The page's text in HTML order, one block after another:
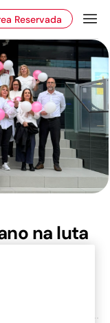
Reservada
na luta